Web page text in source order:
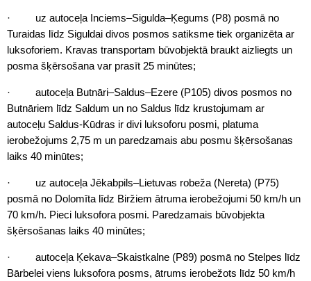
· uz autoceļa Inciems–Sigulda–Ķegums (P8) posmā no
Turaidas līdz Siguldai divos posmos satiksme tiek organizēta ar
luksoforiem. Kravas transportam būvobjektā braukt aizliegts un
posma šķērsošana var prasīt 25 minūtes;
· autoceļa Butnāri–Saldus–Ezere (P105) divos posmos no
Butnāriem līdz Saldum un no Saldus līdz krustojumam ar
autoceļu Saldus-Kūdras ir divi luksoforu posmi, platuma
ierobežojums 2,75 m un paredzamais abu posmu šķērsošanas
laiks 40 minūtes;
· uz autoceļa Jēkabpils–Lietuvas robeža (Nereta) (P75)
posmā no Dolomīta līdz Biržiem ātruma ierobežojumi 50 km/h un
70 km/h. Pieci luksofora posmi. Paredzamais būvobjekta
šķērsošanas laiks 40 minūtes;
· autoceļa Ķekava–Skaistkalne (P89) posmā no Stelpes līdz
Bārbelei viens luksofora posms, ātrums ierobežots līdz 50 km/h